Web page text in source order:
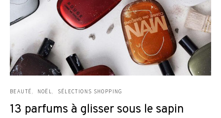
BEAUTÉ NOËL SÉLECTIONS SHOPPING
13 parfums à glisser sous le sapin